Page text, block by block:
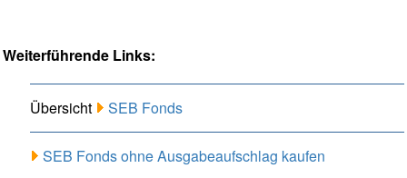
Weiterführende Links:
Übersicht SEB Fonds
SEB Fonds ohne Ausgabeaufschlag kaufen